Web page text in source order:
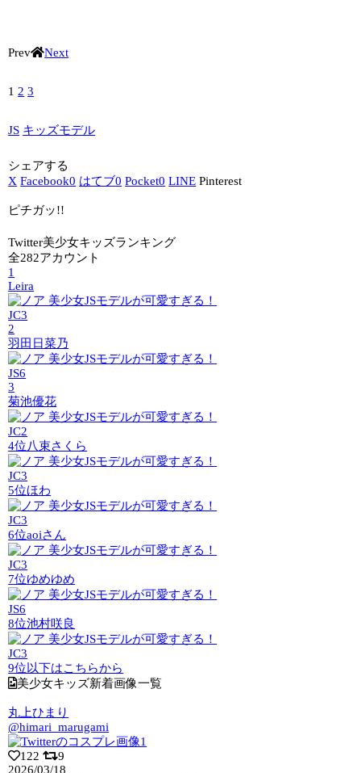
Prev Next
1 2 3
JS キッズモデル
シェアする
X Facebook0 はてブ0 Pocket0 LINE Pinterest
ピチガッ!!
Twitter美少女キッズランキング
全282アカウント
1
Leira
JC3
2
羽田日菜乃
JS6
3
菊池優花
JC2
4位八束さくら
JC3
5位ほわ
JC3
6位aoiさん
JC3
7位ゆめゆめ
JS6
8位池村咲良
JC3
9位以下はこちらから
美少女キッズ新着画像一覧
丸上ひまり
@himari_marugami
122
9
2026/03/18